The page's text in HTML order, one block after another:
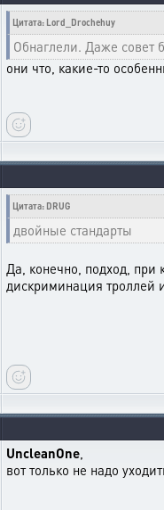
Цитата: Lord_Drochehuy
Обнаглели. Даже совет
они что, какие-то
Цитата: DRUG
двойные стандарты
Да, конечно, подход, при
дискриминация троллей
UncleanOne,
вот только не надо